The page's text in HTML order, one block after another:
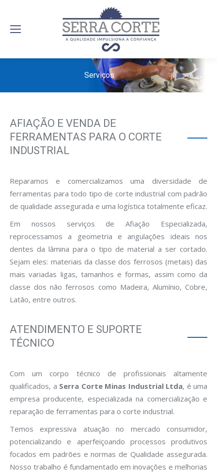
Serviços
AFIAÇÃO E VENDA DE
FERRAMENTAS PARA O CORTE
INDUSTRIAL
Reparamos e comercializamos uma diversidade de
ferramentas para todo tipo de corte industrial com padrão
de qualidade assegurada e uma logística totalmente eficaz.
Em nossos serviços de Afiação Especializada,
reprocessamos a geometria e angulações ideais nos
dentes da lâmina para o tipo de material a ser cortado.
Sejam eles: materiais da classe dos ferrosos (metais) das
mais variadas ligas, tamanhos e formas, assim como da
classe dos não ferrosos como Madeira, Alumínio, Cobre,
Latão, entre outros.
ATENDIMENTO E SUPORTE
TÉCNICO
Com um corpo técnico de profissionais altamente
qualificados, a Serra Corte Minas Industrial Ltda, é uma
empresa producente, especializada na comercialização e
reparação de ferramentas para o corte industrial.
Temos expressiva atuação no mercado consumidor,
potencializando e aperfeiçoando processos produtivos
focados em padrões e normas de Qualidade assegurada.
Nosso trabalho é fundamentado em inovações e melhorias